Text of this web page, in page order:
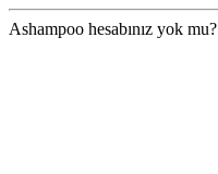
Ashampoo hesabınız yok mu?